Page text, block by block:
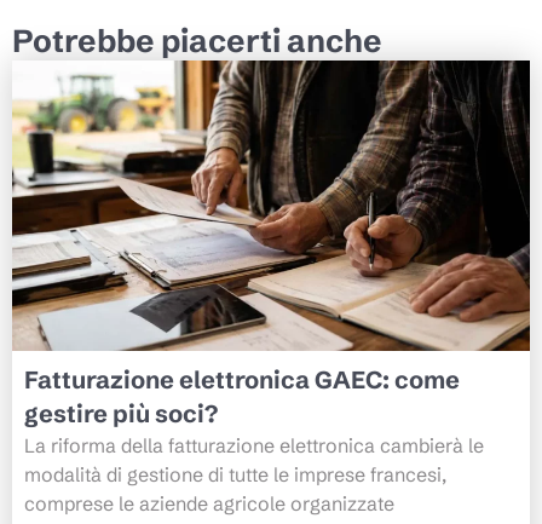
Potrebbe piacerti anche
Fatturazione elettronica GAEC: come
gestire più soci?
La riforma della fatturazione elettronica cambierà le
modalità di gestione di tutte le imprese francesi,
comprese le aziende agricole organizzate